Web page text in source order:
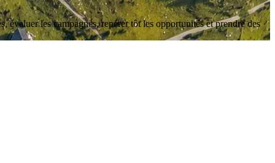
évaluer les campagnes, repérer tôt les opportunités et prendre des